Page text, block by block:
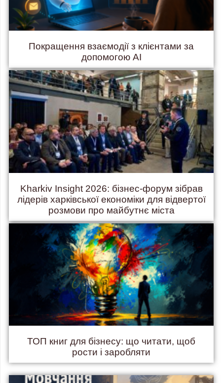
Покращення взаємодії з клієнтами за
допомогою AI
Kharkiv Insight 2026: бізнес-форум зібрав
лідерів харківської економіки для відвертої
розмови про майбутнє міста
ТОП книг для бізнесу: що читати, щоб
рости і заробляти